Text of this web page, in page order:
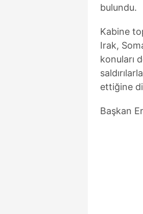
bulundu.
Kabine
Irak,
konuları
ettiğine
Başkan